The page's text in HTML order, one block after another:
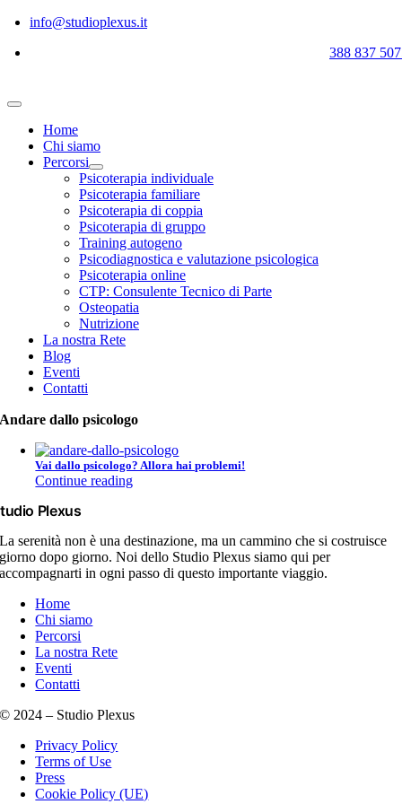
Salta
contenuto
info@studioplexus.it
388 837
Toggle
NavigationHome
Chi siamo
Percorsi
Psicoterapia individuale
Psicoterapia familiare
Psicoterapia di coppia
Psicoterapia di gruppo
Training autogeno
Psicodiagnostica e valutazione psicologica
Psicoterapia online
CTP: Consulente Tecnico di Parte
Osteopatia
Nutrizione
La nostra Rete
Blog
Eventi
Contatti
Andare dallo psicologo
Vai dallo psicologo? Allora hai problemi!
Continue reading
Plexus
La serenità non è una destinazione, ma un cammino che si costruisce
giorno dopo giorno. Noi dello Studio Plexus siamo qui per
accompagnarti in ogni passo di questo importante viaggio.
Home
Chi siamo
Percorsi
La nostra Rete
Eventi
Contatti
© 2024 – Studio Plexus
Privacy Policy
Terms of Use
Press
Cookie Policy (UE)